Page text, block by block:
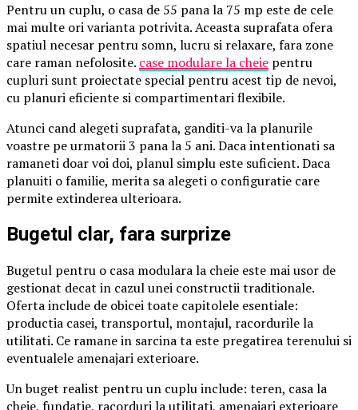
Pentru un cuplu, o casa de 55 pana la 75 mp este de cele
mai multe ori varianta potrivita. Aceasta suprafata ofera
spatiul necesar pentru somn, lucru si relaxare, fara zone
care raman nefolosite. case modulare la cheie pentru
cupluri sunt proiectate special pentru acest tip de nevoi,
cu planuri eficiente si compartimentari flexibile.
Atunci cand alegeti suprafata, ganditi-va la planurile
voastre pe urmatorii 3 pana la 5 ani. Daca intentionati sa
ramaneti doar voi doi, planul simplu este suficient. Daca
planuiti o familie, merita sa alegeti o configuratie care
permite extinderea ulterioara.
Bugetul clar, fara surprize
Bugetul pentru o casa modulara la cheie este mai usor de
gestionat decat in cazul unei constructii traditionale.
Oferta include de obicei toate capitolele esentiale:
productia casei, transportul, montajul, racordurile la
utilitati. Ce ramane in sarcina ta este pregatirea terenului si
eventualele amenajari exterioare.
Un buget realist pentru un cuplu include: teren, casa la
cheie, fundatie, racorduri la utilitati, amenajari exterioare